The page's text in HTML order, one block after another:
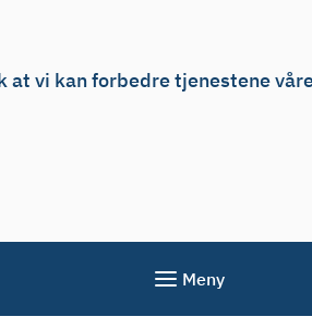
vi kan forbedre tjenestene
Meny